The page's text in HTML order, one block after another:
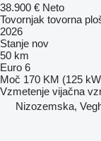
38.900 € Neto
Tovornjak tovorna
2026
Stanje nov
50 km
Euro 6
Moč 170 KM (125
Vzmetenje vijačna
Nizozemska,